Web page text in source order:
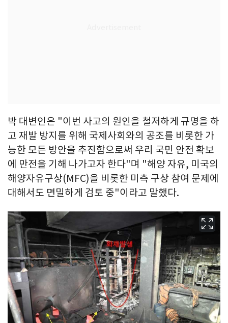
박 대변인은 "이번 사고의 원인을 철저하게 규명을 하
고 재발 방지를 위해 국제사회와의 공조를 비롯한 가
능한 모든 방안을 추진함으로써 우리 국민 안전 확보
에 만전을 기해 나가고자 한다"며 "해양 자유, 미국의
해양자유구상(MFC)을 비롯한 미측 구상 참여 문제에
대해서도 면밀하게 검토 중"이라고 말했다.